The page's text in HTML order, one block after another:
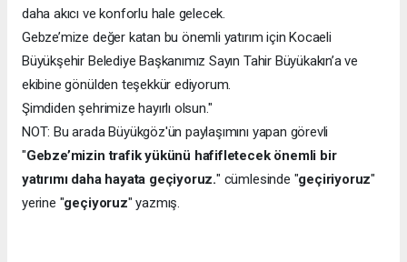
daha akıcı ve konforlu hale gelecek.
Gebze’mize değer katan bu önemli yatırım için Kocaeli
Büyükşehir Belediye Başkanımız Sayın Tahir Büyükakın’a ve
ekibine gönülden teşekkür ediyorum.
Şimdiden şehrimize hayırlı olsun."
NOT: Bu arada Büyükgöz'ün paylaşımını yapan görevli
"Gebze’mizin trafik yükünü hafifletecek önemli bir
yatırımı daha hayata geçiyoruz." cümlesinde "geçiriyoruz"
yerine "geçiyoruz" yazmış.